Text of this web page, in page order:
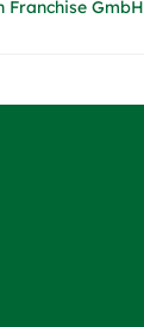
Franchise GmbH